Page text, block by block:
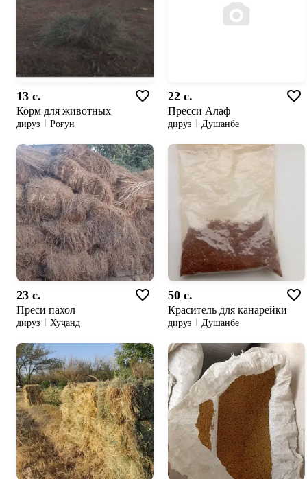
13 c.
Корм для животных
дирӯз Роғун
22 c.
Пресси Алаф
дирӯз Душанбе
23 c.
Преси пахол
дирӯз Хуҷанд
50 c.
Краситель для канарейки
дирӯз Душанбе